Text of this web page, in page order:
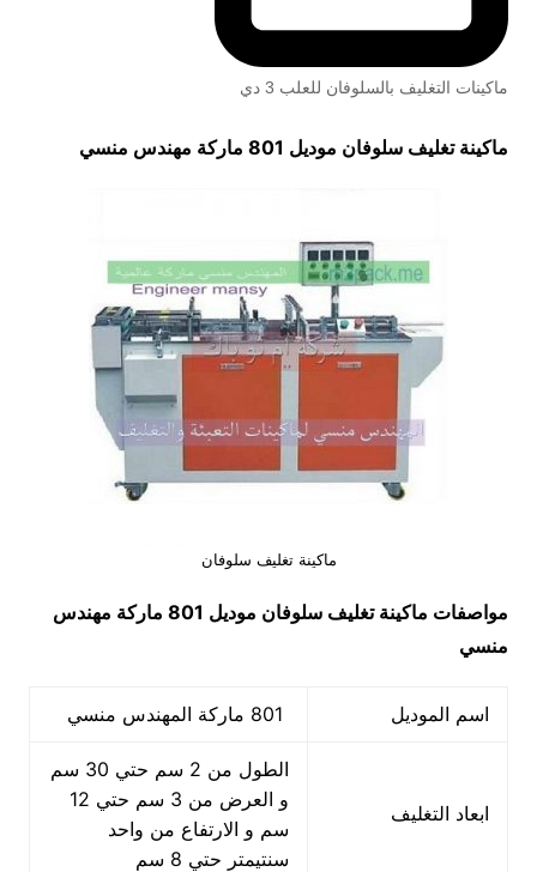
ماكينات التغليف بالسلوفان للعلب 3 دي
ماكينة تغليف سلوفان موديل 801 ماركة مهندس منسي
ماكينة تغليف سلوفان
مواصفات ماكينة تغليف سلوفان
موديل 801 ماركة مهندس
منسي
اسم الموديل
ابعاد التغليف
الطول من 2 سم حتي 30 سم
و العرض من 3 سم حتي 12
سم و الارتفاع من واحد
سنتيمتر حتي 8 سم